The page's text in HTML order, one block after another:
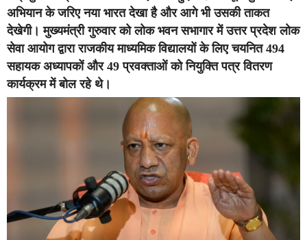
अभियान के जरिए नया भारत देखा है और आगे भी उसकी ताकत
देखेगी। मुख्यमंत्री गुरुवार को लोक भवन सभागार में उत्तर प्रदेश लोक
सेवा आयोग द्वारा राजकीय माध्यमिक विद्यालयों के लिए चयनित 494
सहायक अध्यापकों और 49 प्रवक्ताओं को नियुक्ति पत्र वितरण
कार्यक्रम में बोल रहे थे।